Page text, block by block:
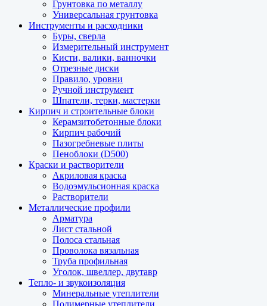
Грунтовка по металлу
Универсальная грунтовка
Инструменты и расходники
Буры, сверла
Измерительный инструмент
Кисти, валики, ванночки
Отрезные диски
Правило, уровни
Ручной инструмент
Шпатели, терки, мастерки
Кирпич и строительные блоки
Керамзитобетонные блоки
Кирпич рабочий
Пазогребневые плиты
Пеноблоки (D500)
Краски и растворители
Акриловая краска
Водоэмульсионная краска
Растворители
Металлические профили
Арматура
Лист стальной
Полоса стальная
Проволока вязальная
Труба профильная
Уголок, швеллер, двутавр
Тепло- и звукоизоляция
Минеральные утеплители
Полимерные утеплители